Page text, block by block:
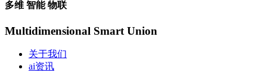
多维 智能 物联
Multidimensional Smart Union
关于我们
ai资讯